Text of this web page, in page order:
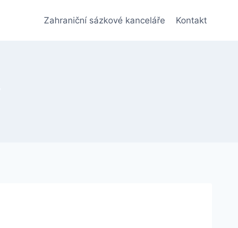
Zahraniční sázkové kanceláře Kontakt